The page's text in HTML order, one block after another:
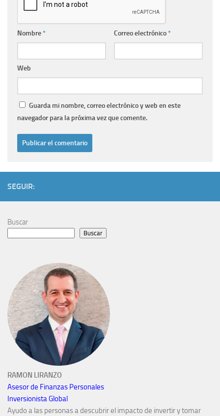
Nombre* Correo electrónico*
Web
Guarda mi nombre, correo electrónico y web en este
navegador para la próxima vez que comente.
SEGUIR:
Buscar
Buscar
RAMON LIRANZO
Asesor de Finanzas Personales
Inversionista Global
Ayudo a las personas a descubrir el impacto de invertir y tomar